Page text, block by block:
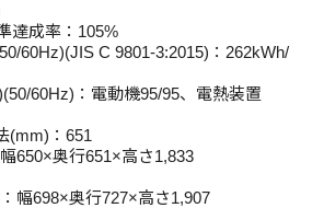
達成率：105%
60Hz)(JIS C 9801-3:2015)：262kWh/
60Hz)：電動機95/95、電熱装置
(mm)：651
650×奥行651×高さ1,833
幅698×奥行727×高さ1,907